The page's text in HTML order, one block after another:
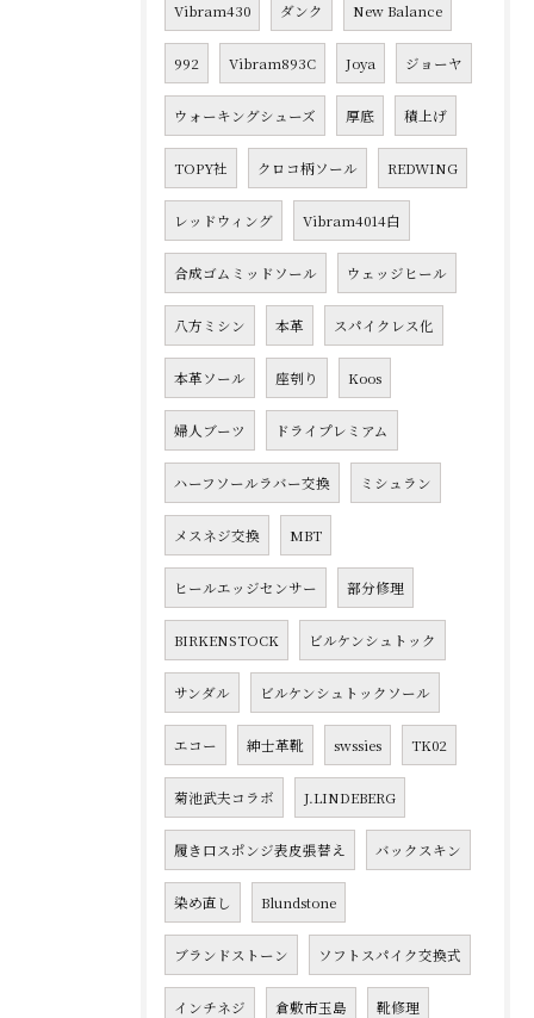
Vibram430 ダンク New Balance
992 Vibram893C Joya ジョーヤ
ウォーキングシューズ 厚底 積上げ
TOPY社 クロコ柄ソール REDWING
レッドウィング Vibram4014白
合成ゴムミッドソール ウェッジヒール
八方ミシン 本革 スパイクレス化
本革ソール 座刳り Koos
婦人ブーツ ドライプレミアム
ハーフソールラバー交換 ミシュラン
メスネジ交換 MBT
ヒールエッジセンサー 部分修理
BIRKENSTOCK ビルケンシュトック
サンダル ビルケンシュトックソール
エコー 紳士革靴 swssies TK02
菊池武夫コラボ J.LINDEBERG
履き口スポンジ表皮張替え バックスキン
染め直し Blundstone
ブランドストーン ソフトスパイク交換式
インチネジ 倉敷市玉島 靴修理